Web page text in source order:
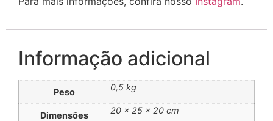
Informação adicional
Peso 0,5 kg
Dimensões 20 × 25 × 20 cm